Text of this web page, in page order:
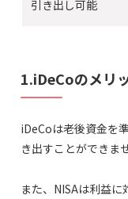
引き出し可能
1.iDeCoのメリ
iDeCoは老後資金を
き出すことができま
また、NISAは利益